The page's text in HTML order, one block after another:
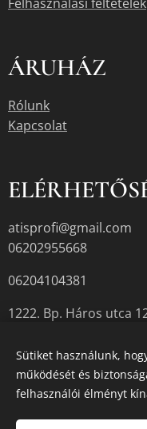
ÁRUHÁZ
Rólunk
Kapcsolat
atisprofi@gmail.com
06202955668
06204104381
1222. Bp. Háros utca
A termékek aktuális
megadott
Sütiket használunk,
működését és
felhasználói élményt